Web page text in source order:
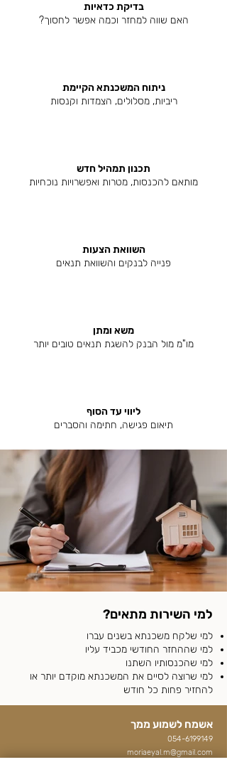
בדיקת כדאיות
האם שווה למחזר וכמה אפשר לחסוך?
ניתוח המשכנתא הקיימת
ריביות, מסלולים, הצמדות וקנסות
תכנון תמהיל חדש
מותאם להכנסות, מטרות ואפשרויות נוכחיות
השוואת הצעות
פנייה לבנקים והשוואת תנאים
משא ומתן
מו"מ מול הבנק להשגת תנאים טובים יותר
ליווי עד הסוף
תיאום פגישה, חתימה והסברים
למי השירות מתאים?
למי שלקח משכנתא בשנים עברו
למי שההחזר החודשי מכביד עליו
למי שהכנסותיו השתנו
למי שרוצה לסיים את המשכנתא מוקדם יותר או
להחזיר פחות כל חודש
אשמח לשמוע ממך
054-6199149
moriaeyal.m@gmail.com